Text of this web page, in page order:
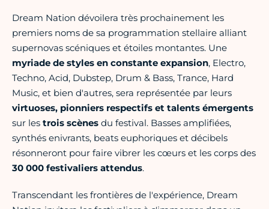
Dream Nation dévoilera très prochainement les
premiers noms de sa programmation stellaire alliant
supernovas scéniques et étoiles montantes. Une
myriade de styles en constante expansion, Electro,
Techno, Acid, Dubstep, Drum & Bass, Trance, Hard
Music, et bien d'autres, sera représentée par leurs
virtuoses, pionniers respectifs et talents émergents
sur les trois scènes du festival. Basses amplifiées,
synthés enivrants, beats euphoriques et décibels
résonneront pour faire vibrer les cœurs et les corps des
30 000 festivaliers attendus.
Transcendant les frontières de l'expérience, Dream